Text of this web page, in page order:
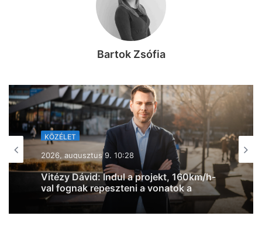
Bartok Zsófia
KÖZÉLET
2026, augusztus 8. 13:05
Titkos szavazáson döntött a Tisza-
frakció: Baka Andrást jelölik
köztársasági elnöknek